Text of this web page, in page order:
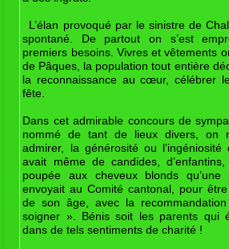
L’élan provoqué par le sinistre de
spontané. De partout on s’est
premiers besoins. Vivres et vêtements
de Pâques, la population tout entière
la reconnaissance au cœur, célébrer
fête.
Dans cet admirable concours de
nommé de tant de lieux divers, on
admirer, la générosité ou
avait même de candides,
poupée aux cheveux blonds
envoyait au Comité cantonal, pour
de son âge, avec la
soigner ». Bénis soit les parents qui
dans de tels sentiments de charité !